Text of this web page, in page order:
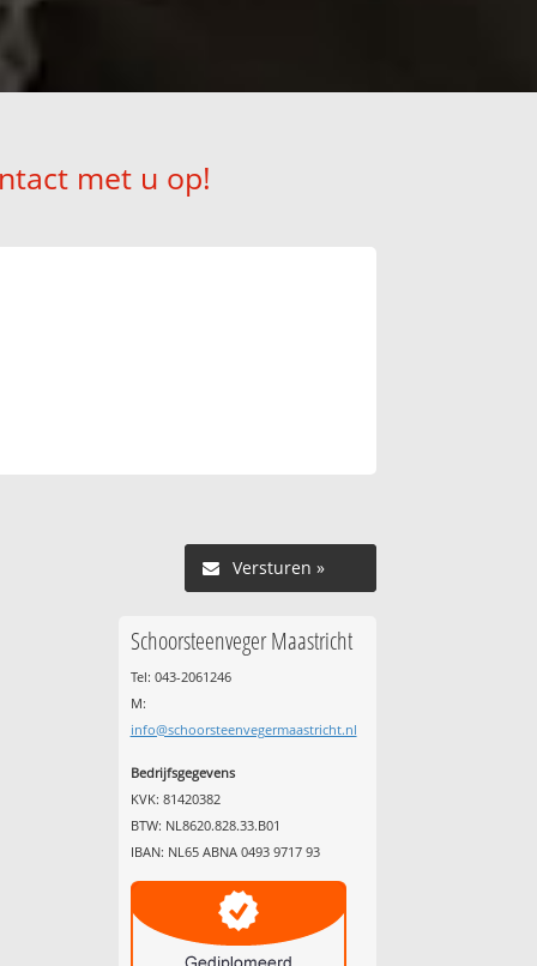
met u op!
Versturen »
Schoorsteenveger Maastricht
Tel: 043-2061246
M:
info@schoorsteenvegermaastricht.nl
Bedrijfsgegevens
KVK: 81420382
BTW: NL8620.828.33.B01
IBAN: NL65 ABNA 0493 9717 93